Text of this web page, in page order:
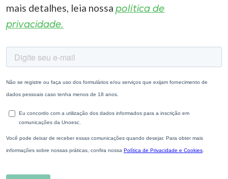
mais detalhes, leia nossa política de
privacidade.